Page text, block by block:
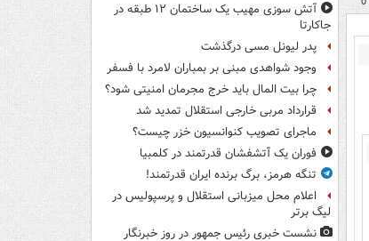
آتش سوزی مهیب یک ساختمان ۱۲ طبقه در
جاکارتا
پدر لیونل مسی درگذشت
وجود شواهدی مبنی بر بمباران لامرد با فسفر
چرا بیت المال باید خرج مجرمان امنیتی شود؟
قرارداد مربی خارجی استقلال تمدید شد
ماجرای تصویب کنوانسیون خزر چیست؟
فوران یک آتشفشان قدرتمند در کلمبیا
تنگه هرمز، برگ برنده ایران قدرتمند!
اعلام محل میزبانی استقلال و پرسپولیس در
لیگ برتر
نشست خبری رئیس جمهور در روز خبرنگار